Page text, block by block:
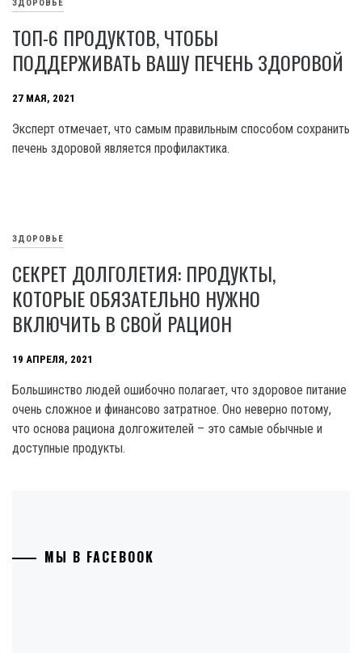
ЗДОРОВЬЕ
ТОП-6 ПРОДУКТОВ, ЧТОБЫ
ПОДДЕРЖИВАТЬ ВАШУ ПЕЧЕНЬ ЗДОРОВОЙ
27 МАЯ, 2021
Эксперт отмечает, что самым правильным способом сохранить
печень здоровой является профилактика.
ЗДОРОВЬЕ
СЕКРЕТ ДОЛГОЛЕТИЯ: ПРОДУКТЫ,
КОТОРЫЕ ОБЯЗАТЕЛЬНО НУЖНО
ВКЛЮЧИТЬ В СВОЙ РАЦИОН
19 АПРЕЛЯ, 2021
Большинство людей ошибочно полагает, что здоровое питание
очень сложное и финансово затратное. Оно неверно потому,
что основа рациона долгожителей – это самые обычные и
доступные продукты.
МЫ В FACEBOOK